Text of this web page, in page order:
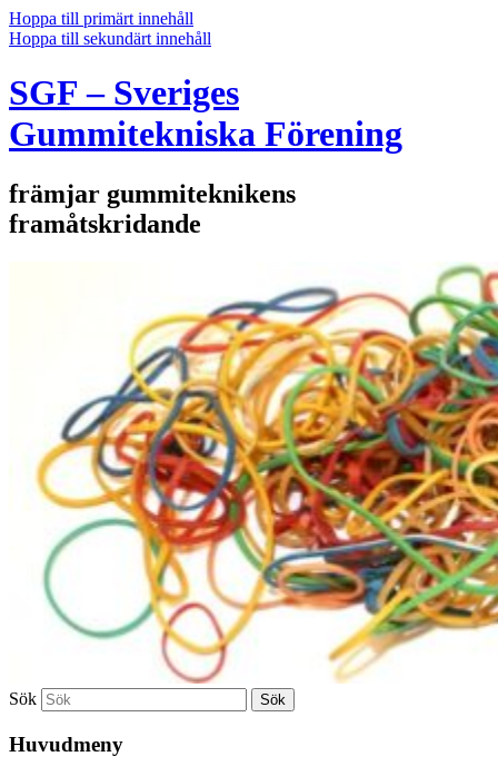
Hoppa till primärt innehåll
Hoppa till sekundärt innehåll
SGF – Sveriges
Gummitekniska Förening
främjar gummiteknikens
framåtskridande
Sök
Huvudmeny